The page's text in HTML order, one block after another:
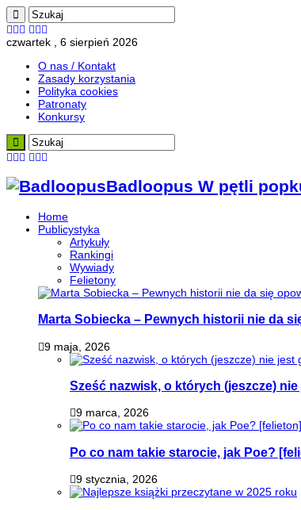
czwartek , 6 sierpień 2026
O nas / Kontakt
Zasady korzystania
Polityka cookies
Patronaty
Konkursy
Badloopus W pętli
Home
Publicystyka
Artykuły
Rankingi
Wywiady
Felietony
Marta Sobiecka – Pewnych historii nie da
9 maja, 2026
Sześć nazwisk, o których (jeszcze)
9 marca, 2026
Po co nam takie starocie, jak Poe?
9 stycznia, 2026